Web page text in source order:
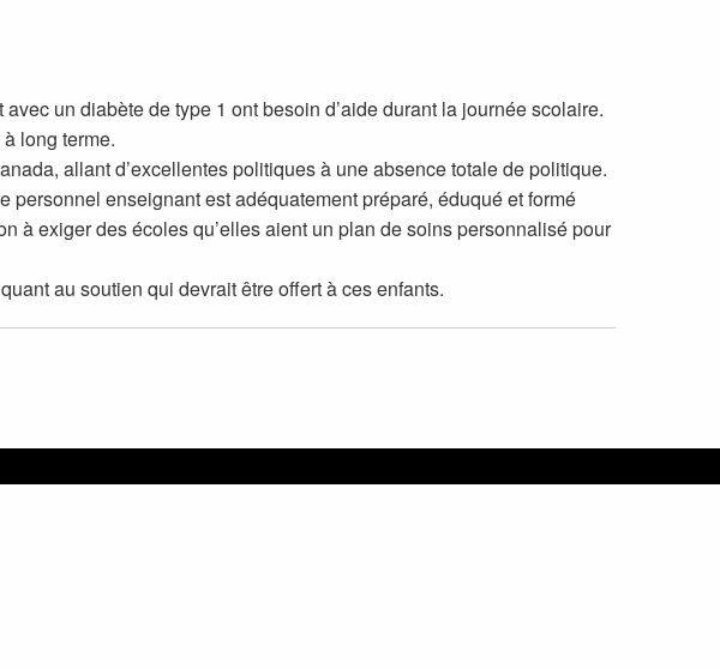
un diabète de type 1 ont besoin d’aide durant la journée scolaire.
long terme.
allant d’excellentes politiques à une absence totale de politique.
enseignant est adéquatement préparé, éduqué et formé
à exiger des écoles qu’elles aient un plan de soins personnalisé pour
au soutien qui devrait être offert à ces enfants.